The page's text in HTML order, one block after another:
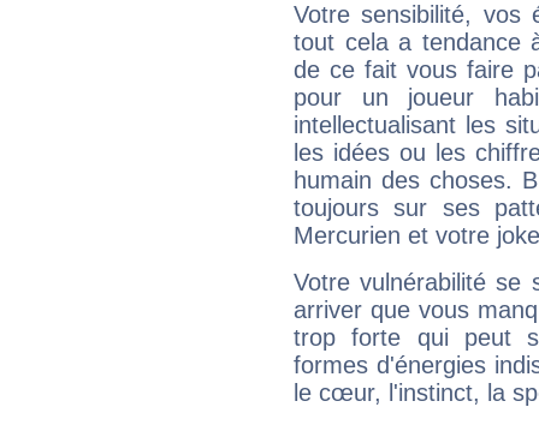
Votre sensibilité,
tout cela a tendance
de ce fait vous faire
pour un joueur
intellectualisant les
les idées ou les
humain des choses.
toujours sur ses
Mercurien et votre
Votre vulnérabilité se
arriver que vous
trop forte qui peut
formes d'énergies
le cœur, l'instinct, la